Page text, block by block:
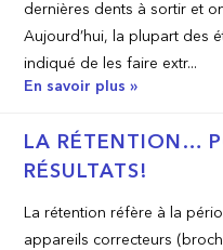
dernières dents à sortir et
Aujourd’hui, la plupart des
indiqué de les faire extr...
En savoir plus »
LA RÉTENTION…
RÉSULTATS!
La rétention réfère à la
appareils correcteurs